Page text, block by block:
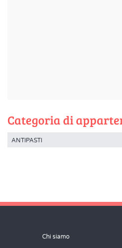
Categoria di
ANTIPASTI
Chi siamo